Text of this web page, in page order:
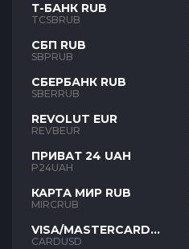
Т-БАНК RUB
TCSBRUB
СБП RUB
SBPRUB
СБЕРБАНК RUB
SBERRUB
REVOLUT EUR
REVBEUR
ПРИВАТ 24 UAH
P24UAH
КАРТА МИР RUB
MIRCRUB
VISA/MASTERCARD
USD
CARDUSD